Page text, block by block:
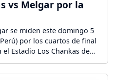
vs Melgar por la
se miden este domingo 5
por los cuartos de final
Estadio Los Chankas de
en directo!